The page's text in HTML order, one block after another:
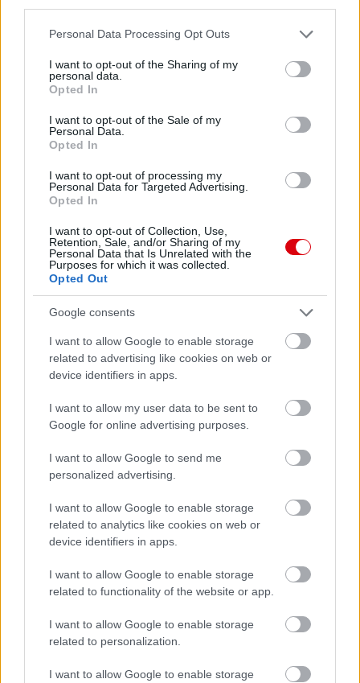
Please note that this website/app uses one or more Google
not limited to your visit or usage behaviour. You may click to
grant or deny consent to Google and its third-party tags to
use your data for below specified purposes in below Google
consent section.
Personal Data Processing Opt Outs
I want to opt-out of the Sharing of my
personal data.
Opted In
I want to opt-out of the Sale of my
Personal Data.
Opted In
I want to opt-out of processing my
Personal Data for Targeted Advertising.
Opted In
I want to opt-out of Collection, Use,
Retention, Sale, and/or Sharing of my
Personal Data that Is Unrelated with the
Purposes for which it was collected.
Opted Out
Google consents
I want to allow Google to enable storage
related to advertising like cookies on web or
device identifiers in apps.
I want to allow my user data to be sent to
Google for online advertising purposes.
I want to allow Google to send me
personalized advertising.
I want to allow Google to enable storage
related to analytics like cookies on web or
device identifiers in apps.
I want to allow Google to enable storage
related to functionality of the website or app.
I want to allow Google to enable storage
related to personalization.
I want to allow Google to enable storage
Meccs Center
Paris Saint-Germainvs